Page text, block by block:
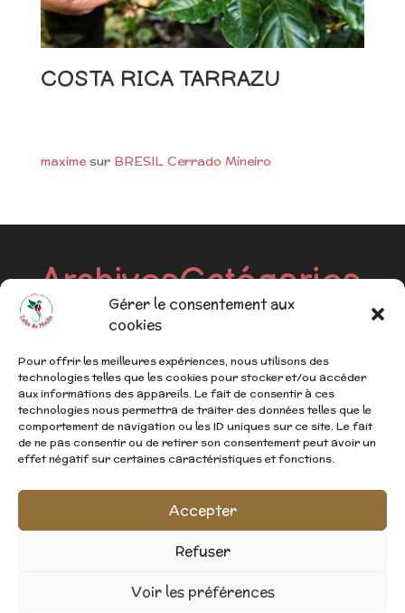
Gérer le consentement aux
cookies
Pour offrir les meilleures expériences, nous utilisons des
technologies telles que les cookies pour stocker et/ou accéder
aux informations des appareils. Le fait de consentir à ces
technologies nous permettra de traiter des données telles que le
comportement de navigation ou les ID uniques sur ce site. Le fait
de ne pas consentir ou de retirer son consentement peut avoir un
effet négatif sur certaines caractéristiques et fonctions.
Accepter
Refuser
Voir les préférences
COSTA RICA TARRAZU
maximesur BRESIL Cerrado Mineiro
Archives
juillet 2023
Catégories